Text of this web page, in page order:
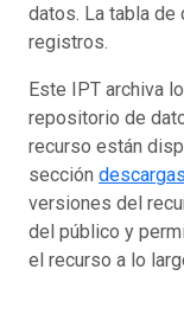
datos. La tabla de
registros.
Este IPT archiva
repositorio de
recurso están
sección descargas
versiones del
del público y
el recurso a lo